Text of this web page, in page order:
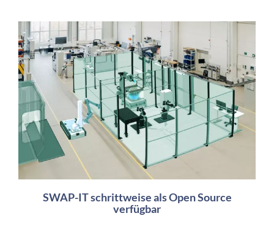
SWAP-IT schrittweise als Open Source
verfügbar